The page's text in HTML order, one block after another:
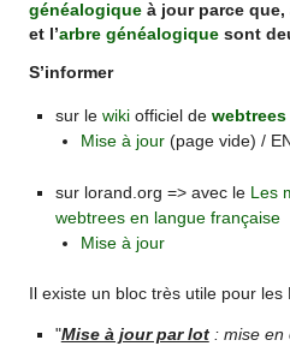
généalogique à jour parce
et l’arbre généalogique sont
S’informer
sur le wikiofficiel de webtrees
Mise à jour (page vide) /
sur lorand.org => avec le Les
webtrees en langue française
Mise à jour
Il existe un bloc très utile pour les
"Mise à jour par lot: mise en